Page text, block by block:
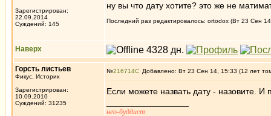
Зарегистрирован:
22.09.2014
Суждений: 145
ну вы что дату хотите? это же не
Последний раз редактировалось: ortodox (Вт 23 Сен
Наверх
Горсть листьев
Фикус, Историк
Зарегистрирован:
10.09.2010
Суждений: 31235
№216714 Добавлено: Вт 23 Сен 14, 15:33 (12 лет
Если можете назвать дату - назовите.
нео-буддист